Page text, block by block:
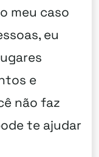
meu caso
eu
e
não faz
te ajudar